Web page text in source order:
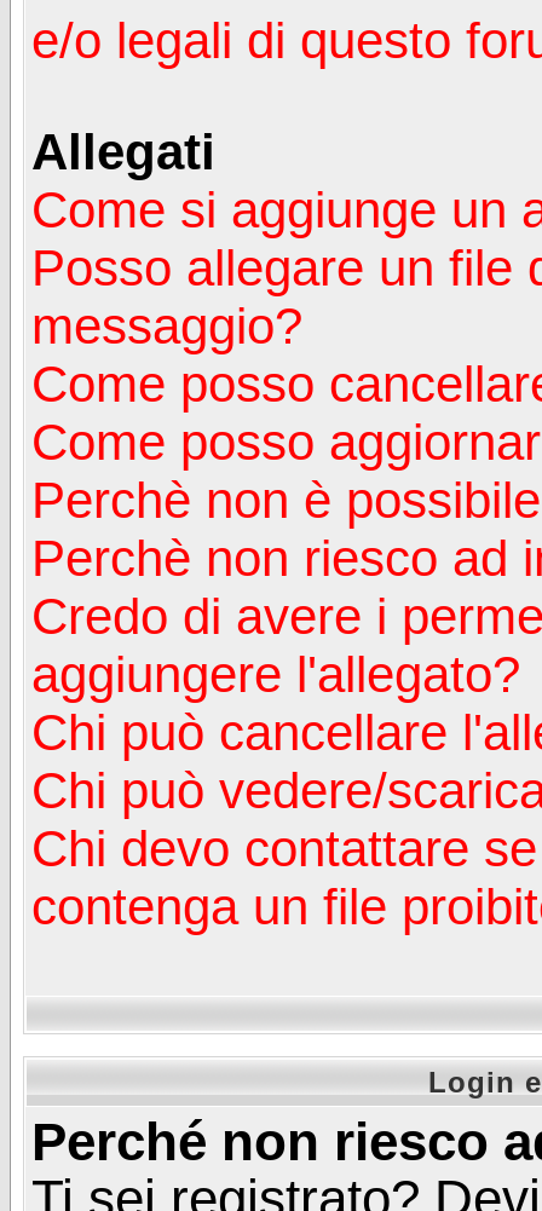
e/o legali di questo
Allegati
Come si aggiunge un
Posso allegare un file
messaggio?
Come posso
Come posso
Perchè non è
Perchè non riesco ad
Credo di avere i
aggiungere l'allegato?
Chi può cancellare
Chi può vedere/
Chi devo contattare
contenga un file
Login
Perché non riesco
Ti sei registrato?